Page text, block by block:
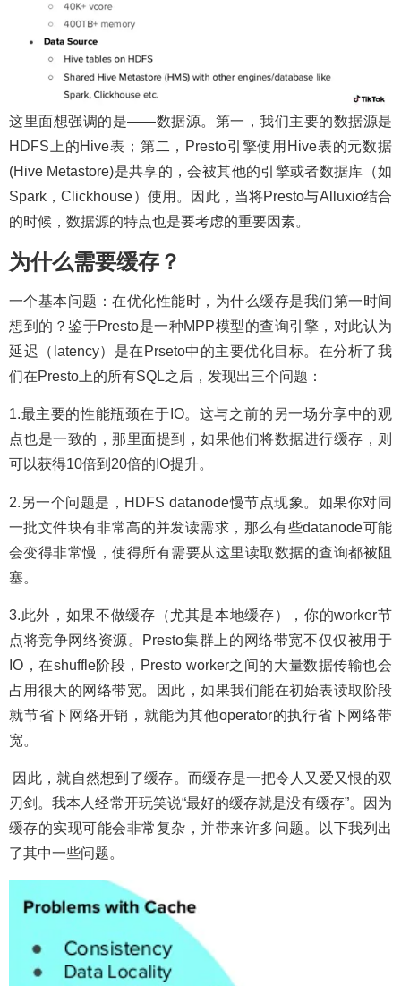
这里面想强调的是——数据源。第一，我们主要的数据源是
HDFS上的Hive表；第二，Presto引擎使用Hive表的元数据
(Hive Metastore)是共享的，会被其他的引擎或者数据库（如
Spark，Clickhouse）使用。因此，当将Presto与Alluxio结合
的时候，数据源的特点也是要考虑的重要因素。
为什么需要缓存？
一个基本问题：在优化性能时，为什么缓存是我们第一时间
想到的？鉴于Presto是一种MPP模型的查询引擎，对此认为
延迟（latency）是在Prseto中的主要优化目标。在分析了我
们在Presto上的所有SQL之后，发现出三个问题：
1.最主要的性能瓶颈在于IO。这与之前的另一场分享中的观
点也是一致的，那里面提到，如果他们将数据进行缓存，则
可以获得10倍到20倍的IO提升。
2.另一个问题是，HDFS datanode慢节点现象。如果你对同
一批文件块有非常高的并发读需求，那么有些datanode可能
会变得非常慢，使得所有需要从这里读取数据的查询都被阻
塞。
3.此外，如果不做缓存（尤其是本地缓存），你的worker节
点将竞争网络资源。Presto集群上的网络带宽不仅仅被用于
IO，在shuffle阶段，Presto worker之间的大量数据传输也会
占用很大的网络带宽。因此，如果我们能在初始表读取阶段
就节省下网络开销，就能为其他operator的执行省下网络带
宽。
因此，就自然想到了缓存。而缓存是一把令人又爱又恨的双
刃剑。我本人经常开玩笑说“最好的缓存就是没有缓存”。因为
缓存的实现可能会非常复杂，并带来许多问题。以下我列出
了其中一些问题。